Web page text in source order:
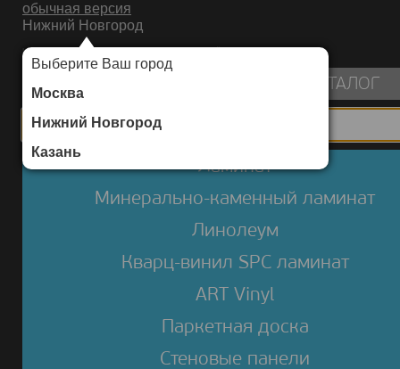
обычная версия
Нижний Новгород
Выберите Ваш город
Москва
Нижний Новгород
Казань
ИНТЕРНЕТ-МАГАЗИН НАПОЛЬНЫХ ПОКРЫТИЙ
КАТАЛОГ
Ламинат
Минерально-каменный ламинат
Линолеум
Кварц-винил SPC ламинат
ART Vinyl
Паркетная доска
Стеновые панели